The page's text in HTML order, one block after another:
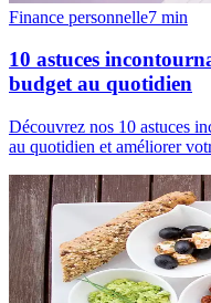
Finance personnelle7 min
10 astuces
budget au quotidien
Découvrez nos 10 astuces
au quotidien et améliorer